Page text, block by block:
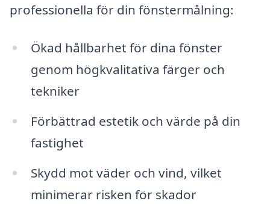
professionella för din fönstermålning:
Ökad hållbarhet för dina fönster
genom högkvalitativa färger och
tekniker
Förbättrad estetik och värde på din
fastighet
Skydd mot väder och vind, vilket
minimerar risken för skador